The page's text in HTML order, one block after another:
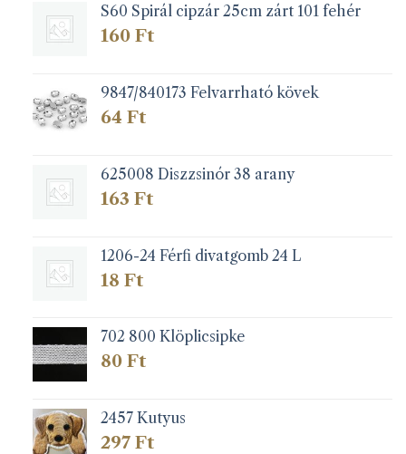
S60 Spirál cipzár 25cm zárt 101 fehér
160 Ft
9847/840173 Felvarrható kövek
64 Ft
625008 Diszzsinór 38 arany
163 Ft
1206-24 Férfi divatgomb 24 L
18 Ft
702 800 Klöplicsipke
80 Ft
2457 Kutyus
297 Ft